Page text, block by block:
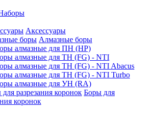
Аксессуары
Алмазные боры
алмазные для ПН (HP)
алмазные для ТН (FG) - NTI
алмазные для ТН (FG) - NTI Abacus
алмазные для ТН (FG) - NTI Turbo
алмазные для УН (RA)
Боры для
коронок